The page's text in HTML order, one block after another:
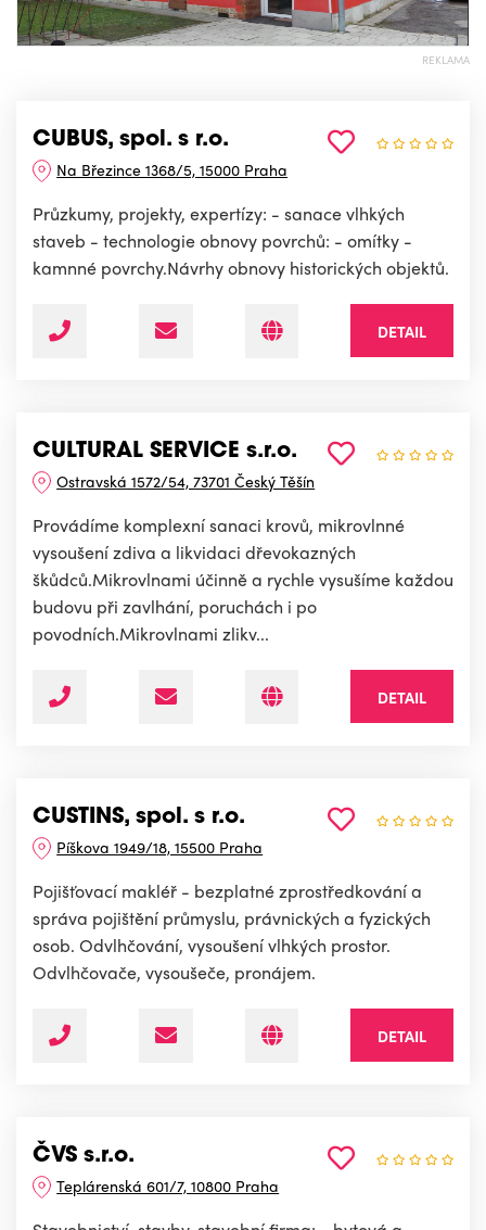
REKLAMA
CUBUS, spol. s r.o.
Na Březince 1368/5, 15000 Praha
Průzkumy, projekty, expertízy: - sanace vlhkých
staveb - technologie obnovy povrchů: - omítky -
kamnné povrchy.Návrhy obnovy historických objektů.
DETAIL
CULTURAL SERVICE s.r.o.
Ostravská 1572/54, 73701 Český Těšín
Provádíme komplexní sanaci krovů, mikrovlnné
vysoušení zdiva a likvidaci dřevokazných
škůdců.Mikrovlnami účinně a rychle vysušíme každou
budovu při zavlhání, poruchách i po
povodních.Mikrovlnami zlikv...
DETAIL
CUSTINS, spol. s r.o.
Píškova 1949/18, 15500 Praha
Pojišťovací makléř - bezplatné zprostředkování a
správa pojištění průmyslu, právnických a fyzických
osob. Odvlhčování, vysoušení vlhkých prostor.
Odvlhčovače, vysoušeče, pronájem.
DETAIL
ČVS s.r.o.
Teplárenská 601/7, 10800 Praha